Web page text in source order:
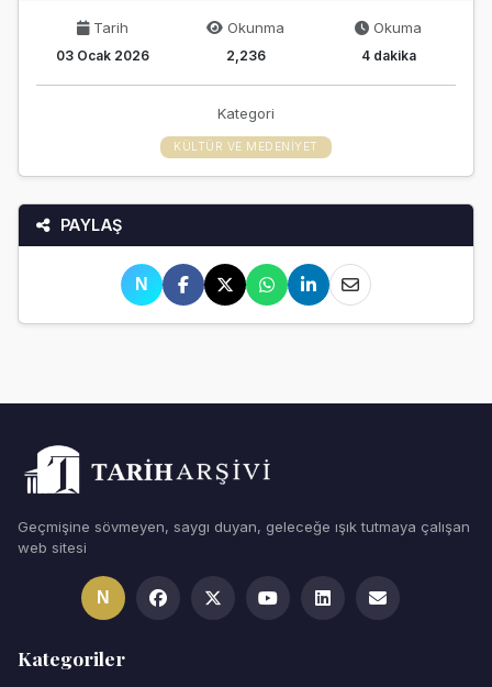
Tarih
03 Ocak 2026
Okunma
2,236
Okuma
4 dakika
Kategori
KÜLTÜR VE MEDENIYET
PAYLAŞ
N
Geçmişine sövmeyen, saygı duyan, geleceğe ışık tutmaya çalışan
web sitesi
N
Kategoriler